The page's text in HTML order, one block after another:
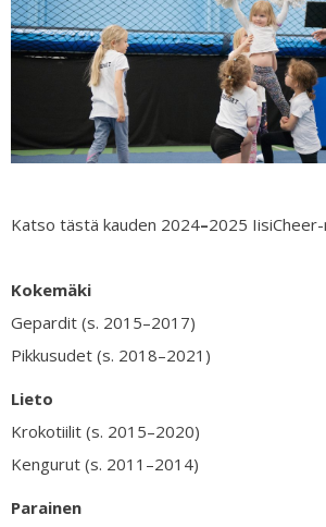
Katso tästä kauden 2024–2025
Kokemäki
Gepardit (s. 2015–2017)
Pikkusudet (s. 2018–2021)
Lieto
Krokotiilit (s. 2015–2020)
Kengurut (s. 2011–2014)
Parainen